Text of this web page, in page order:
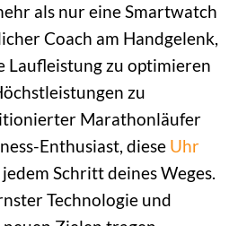
als nur eine Smartwatch
Coach am Handgelenk,
Laufleistung zu optimieren
zu
Marathonläufer
Enthusiast, diese Uhr
Schritt deines Weges.
Technologie und